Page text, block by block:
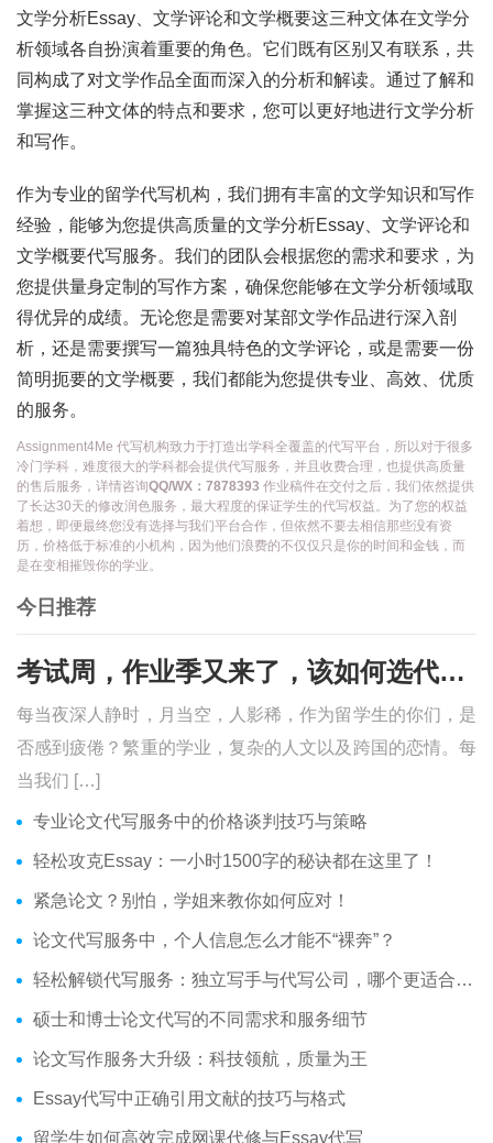
文学分析Essay、文学评论和文学概要这三种文体在文学分
析领域各自扮演着重要的角色。它们既有区别又有联系，共
同构成了对文学作品全面而深入的分析和解读。通过了解和
掌握这三种文体的特点和要求，您可以更好地进行文学分析
和写作。
作为专业的留学代写机构，我们拥有丰富的文学知识和写作
经验，能够为您提供高质量的文学分析Essay、文学评论和
文学概要代写服务。我们的团队会根据您的需求和要求，为
您提供量身定制的写作方案，确保您能够在文学分析领域取
得优异的成绩。无论您是需要对某部文学作品进行深入剖
析，还是需要撰写一篇独具特色的文学评论，或是需要一份
简明扼要的文学概要，我们都能为您提供专业、高效、优质
的服务。
Assignment4Me 代写机构致力于打造出学科全覆盖的代写平台，所以对于很多
冷门学科，难度很大的学科都会提供代写服务，并且收费合理，也提供高质量
的售后服务，详情咨询QQ/WX：7878393 作业稿件在交付之后，我们依然提供
了长达30天的修改润色服务，最大程度的保证学生的代写权益。为了您的权益
着想，即便最终您没有选择与我们平台合作，但依然不要去相信那些没有资
历，价格低于标准的小机构，因为他们浪费的不仅仅只是你的时间和金钱，而
是在变相摧毁你的学业。
今日推荐
考试周，作业季又来了，该如何选代写？便宜的代写、代考会有哪些问题？
每当夜深人静时，月当空，人影稀，作为留学生的你们，是
否感到疲倦？繁重的学业，复杂的人文以及跨国的恋情。每
当我们 […]
专业论文代写服务中的价格谈判技巧与策略
轻松攻克Essay：一小时1500字的秘诀都在这里了！
紧急论文？别怕，学姐来教你如何应对！
论文代写服务中，个人信息怎么才能不“裸奔”？
轻松解锁代写服务：独立写手与代写公司，哪个更适合你？
硕士和博士论文代写的不同需求和服务细节
论文写作服务大升级：科技领航，质量为王
Essay代写中正确引用文献的技巧与格式
留学生如何高效完成网课代修与Essay代写